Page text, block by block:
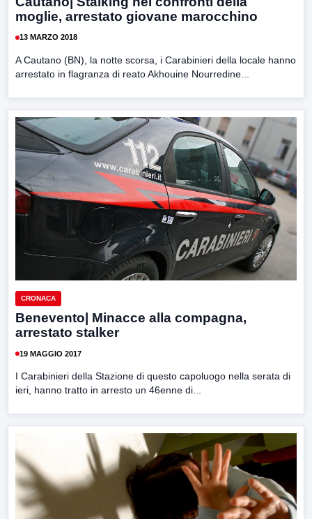
moglie, arrestato giovane marocchino
13 MARZO 2018
A Cautano (BN), la notte scorsa, i Carabinieri della locale hanno
arrestato in flagranza di reato Akhouine Nourredine...
CRONACA
Benevento| Minacce alla compagna,
arrestato stalker
19 MAGGIO 2017
I Carabinieri della Stazione di questo capoluogo nella serata di
ieri, hanno tratto in arresto un 46enne di...